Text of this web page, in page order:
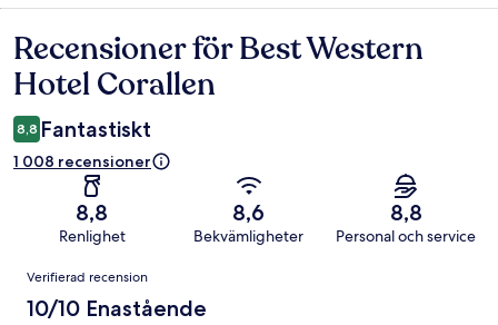
Recensioner
Recensioner för Best Western
Hotel Corallen
8,8 Fantastiskt
1 008 recensioner
8,8
Renlighet
8,6
Bekvämligheter
8,8
Personal och service
Recensioner
Verifierad recension
10/10 Enastående